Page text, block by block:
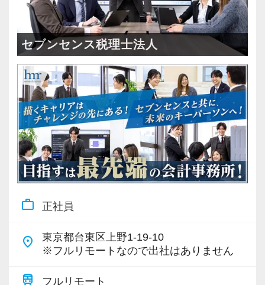
＜成長中の税理士法人＞
・全国14拠点で事業展開
・従業員240名以上に拡大
・会計・税務・財務・労務まで対応
・専門家が在籍しワンストップ支援
＜学びを後押し＞
・書籍購入費／研修費は全額会社負担
・隔月で税法・実務の学習会あり
・資格取得を目指す社員が多数
＜募集の背景＞
・組織力強化に向けた採用
セブンセンス税理士法人
work_outline 正社員
place
東京都台東区上野1-19-10
※フルリモートなので出社はありません
train フルリモート